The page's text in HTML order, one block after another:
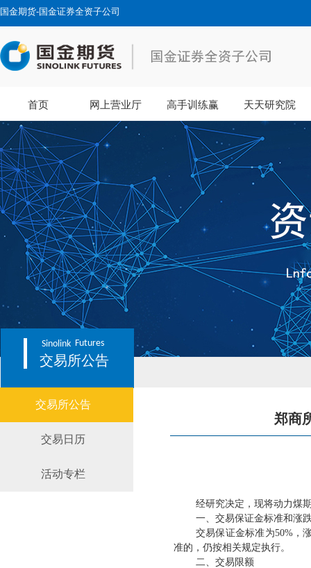
国金期货-国金证券全资子公司
首页 网上营业厅 高手训练赢 天天研究院
Sinolink Futures
交易所公告
交易所公告
交易日历
活动专栏
郑商
经研究决定，现将动力煤
一、交易保证金标准和涨
交易保证金标准为50%，
准的，仍按相关规定执行。
二、交易限额